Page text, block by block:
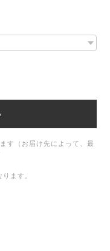
す（お届け先によって、最
ます。